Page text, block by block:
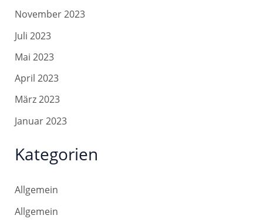
November 2023
Juli 2023
Mai 2023
April 2023
März 2023
Januar 2023
Kategorien
Allgemein
Allgemein